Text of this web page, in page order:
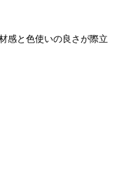
感と色使いの良さが際立